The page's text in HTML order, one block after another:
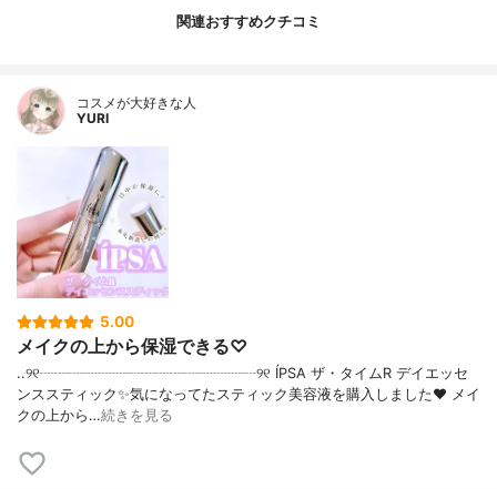
関連おすすめクチコミ
コスメが大好きな人
YURI
5.00
メイクの上から保湿できる♡
..୨୧┈┈┈┈┈┈┈┈┈┈┈┈┈┈┈୨୧ ÍPSA ザ・タイムR デイエッセ
ンススティック✨気になってたスティック美容液を購入しました❤️ メイ
クの上から…続きを見る